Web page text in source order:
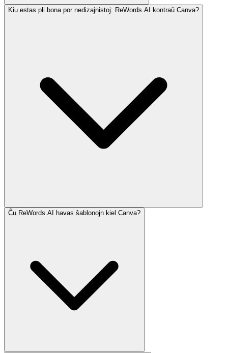
Kiu estas pli bona por nedizajnistoj: ReWords.AI kontraŭ Canva?
Ĉu ReWords.AI havas ŝablonojn kiel Canva?